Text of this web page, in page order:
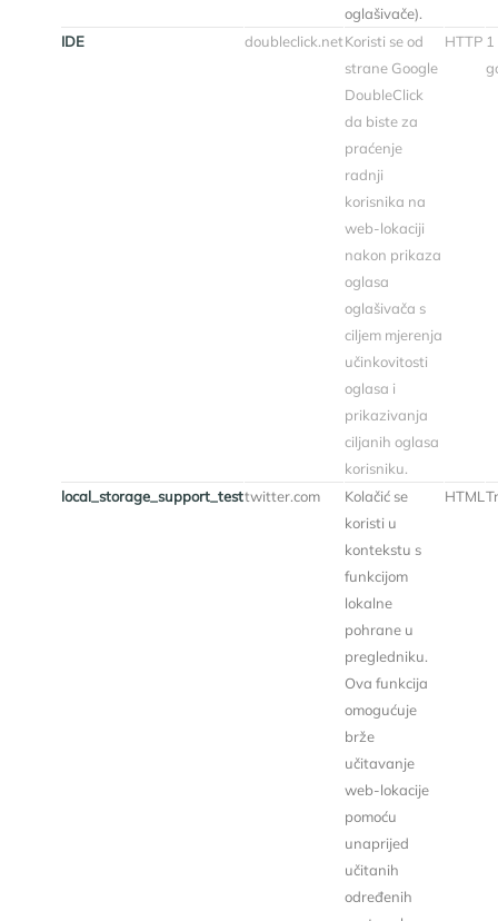
oglašivače).
IDE doubleclick.netKoristi se od
strane Google
DoubleClick
da biste za
praćenje
radnji
korisnika na
web-lokaciji
nakon prikaza
oglasa
oglašivača s
ciljem mjerenja
učinkovitosti
oglasa i
prikazivanja
ciljanih oglasa
korisniku.
HTTP 1
local_storage_support_testtwitter.com
Kolačić se
koristi u
kontekstu s
funkcijom
lokalne
pohrane u
pregledniku.
Ova funkcija
omogućuje
brže
učitavanje
web-lokacije
pomoću
unaprijed
učitanih
određenih
HTML